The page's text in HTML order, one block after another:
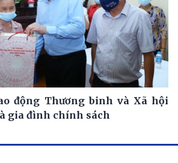
động Thương binh và Xã hội
gia đình chính sách